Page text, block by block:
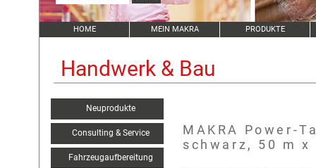
HOME MEIN MAKRA PRODUKTE
Handwerk & Bau
Neuprodukte
Consulting & Service
Fahrzeugaufbereitung
MAKRA Power-
schwarz, 50 m x